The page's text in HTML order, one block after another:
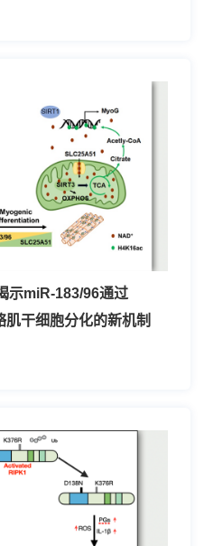
示miR-183/96通过
干细胞分化的新机制